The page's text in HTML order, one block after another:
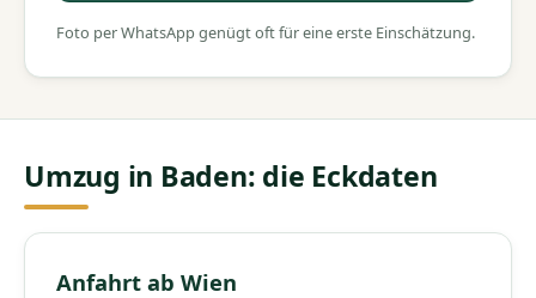
Foto per WhatsApp genügt oft für eine erste Einschätzung.
Umzug in Baden: die Eckdaten
Anfahrt ab Wien